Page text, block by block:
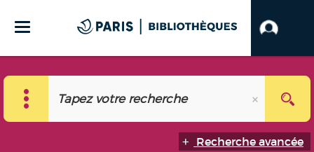
Recherche avancée